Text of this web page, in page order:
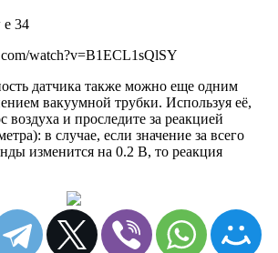
e 34
watch?v=B1ECL1sQlSY
датчика также можно еще одним
вакуумной трубки. Используя её,
воздуха и проследите за реакцией
в случае, если значение за всего
изменится на 0.2 В, то реакция